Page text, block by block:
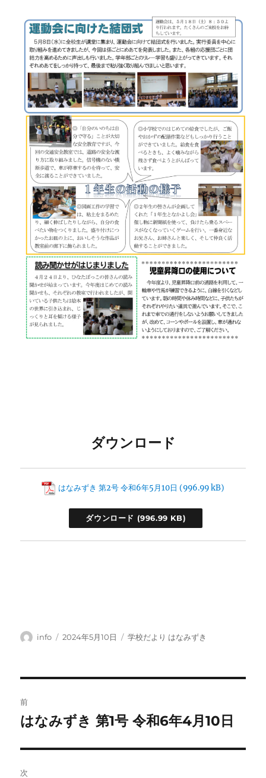
ダウンロード
はなみずき 第2号 令和6年5月10日
ダウンロード
投
info
投
2024年5月10日
カ
学校だより はなみずき
稿
ビ
前
前
投
稿:
はなみずき 第1号 令和6年4月10日
次